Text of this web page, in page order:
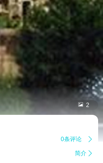
 2
0条评论 
简介 